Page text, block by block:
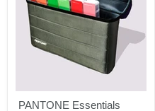
Essentials
PANTONE Essentials